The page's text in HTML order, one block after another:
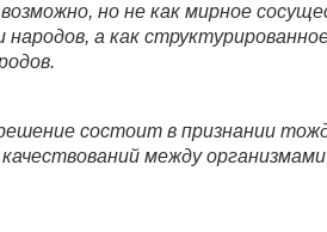
но не как мирное
а как
состоит в признании
между организмами